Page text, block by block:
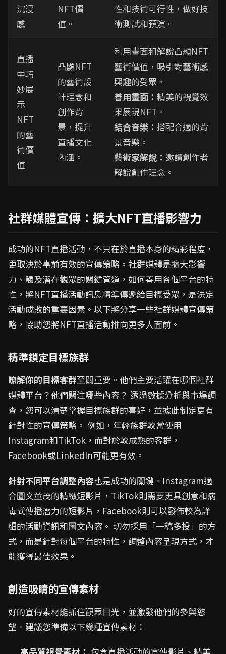
沉浸
感
NFT價
值。
性和技術可行性，做好技
術測試和預演。
直播
中巧
妙展
示
NFT
的藝
術價
值
凸顯NFT
的藝術設
計理念和
創作背
景，提升
直播文化
內涵。
利用畫面和解說凸顯NFT
藝術價值，吸引對藝術感
興趣的受眾。
善用畫面： 精美的視覺效
果展現NFT。
結合音樂： 搭配合適的背
景音樂。
藝術家解說： 邀請創作者
解說創作理念。
社群媒體宣傳：擴大NFT直播影響力
成功的NFT直播活動，不只在於直播本身的精彩程度，
更取決於事前有效的宣傳策略。社群媒體是擴大影響
力、觸及潛在觀眾的關鍵管道，如何善用各個平台的特
性，將NFT直播活動訊息精準傳遞給目標受眾，是決定
活動成敗的重要因素。以下將分享一些社群媒體宣傳策
略，協助您將NFT直播活動推向更多人面前。
精準鎖定目標族群
瞭解你的目標客群至關重要。他們主要活躍在哪個社群
媒體平台？他們關注哪些內容？ 透過數據分析與市場調
查，您可以清楚掌握目標族群的喜好，並據此制定更有
針對性的宣傳策略。 例如，年輕族群較常使用
Instagram和TikTok，而對於較成熟的客群，
Facebook或LinkedIn可能更有效。
針對不同平台調整內容也是成功的關鍵。Instagram適
合圖文並茂的精緻短影片，TikTok則需要更具創意和病
毒式傳播潛力的短影片，Facebook則可以發佈較為詳
細的活動資訊和圖文內容。 切勿採用「一稿多投」的方
式，而是針對每個平台的特性，調整內容呈現方式，才
能獲得最佳效果。
創造吸睛的宣傳素材
好的宣傳素材能抓住觀眾目光，並激發他們的參與慾
望。建議您準備以下幾種宣傳素材：